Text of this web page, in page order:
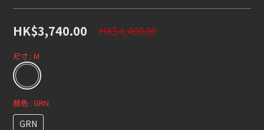
HK$3,740.00 HK$4,400.00
尺寸 : M
顏色 : GRN
GRN